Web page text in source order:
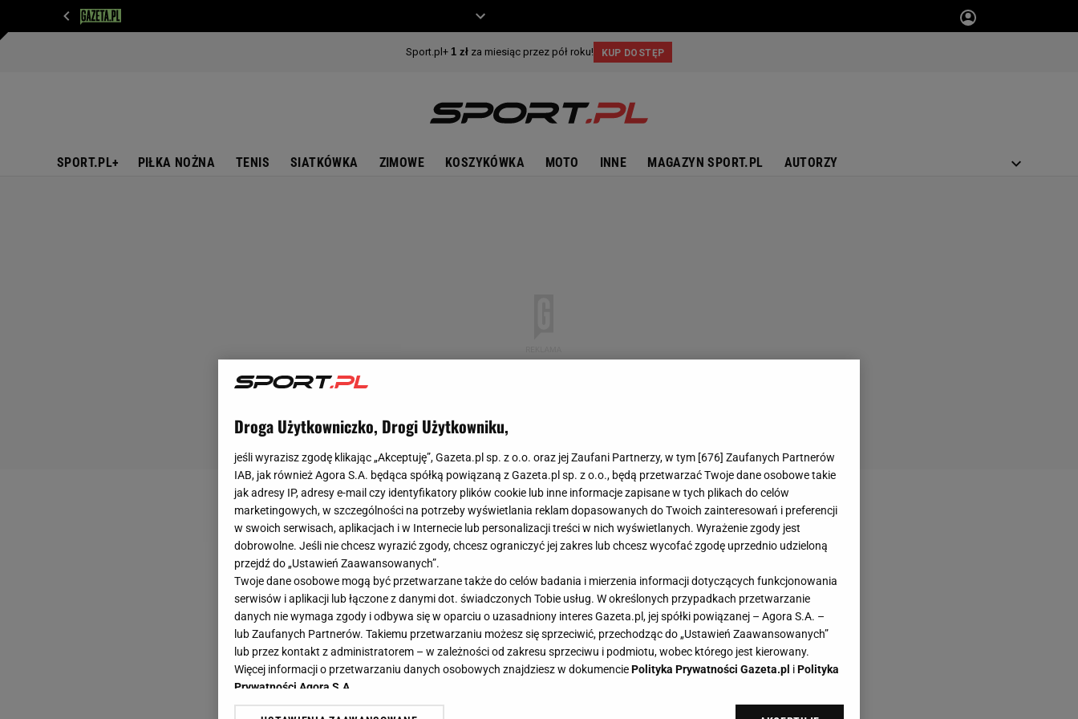
SPORT.PL+ PIŁKA NOŻNA TENIS SIATKÓWKA ZIMOWE KOSZYKÓWKA MOTO INNE MAGAZYN SPORT.PL AUTORZY
Droga Użytkowniczko, Drogi Użytkowniku,
jeśli wyrazisz zgodę klikając „Akceptuję”, Gazeta.pl sp. z o.o. oraz jej Zaufani Partnerzy, w tym [676] Zaufanych Partnerów
IAB, jak również Agora S.A. będąca spółką powiązaną z Gazeta.pl sp. z o.o., będą przetwarzać Twoje dane osobowe takie
jak adresy IP, adresy e-mail czy identyfikatory plików cookie lub inne informacje zapisane w tych plikach do celów
marketingowych, w szczególności na potrzeby wyświetlania reklam dopasowanych do Twoich zainteresowań i preferencji
w swoich serwisach, aplikacjach i w Internecie lub personalizacji treści w nich wyświetlanych. Wyrażenie zgody jest
dobrowolne. Jeśli nie chcesz wyrazić zgody, chcesz ograniczyć jej zakres lub chcesz wycofać zgodę uprzednio udzieloną
przejdź do „Ustawień Zaawansowanych”.
Twoje dane osobowe mogą być przetwarzane także do celów badania i mierzenia informacji dotyczących funkcjonowania
serwisów i aplikacji lub łączone z danymi dot. świadczonych Tobie usług. W określonych przypadkach przetwarzanie
danych nie wymaga zgody i odbywa się w oparciu o uzasadniony interes Gazeta.pl, jej spółki powiązanej – Agora S.A. –
lub Zaufanych Partnerów. Takiemu przetwarzaniu możesz się sprzeciwić, przechodząc do „Ustawień Zaawansowanych”
lub przez kontakt z administratorem – w zależności od zakresu sprzeciwu i podmiotu, wobec którego jest kierowany.
Więcej informacji o przetwarzaniu danych osobowych znajdziesz w dokumenciePolityka Prywatności Gazeta.pl iPolityka
Prywatności Agora S.A.